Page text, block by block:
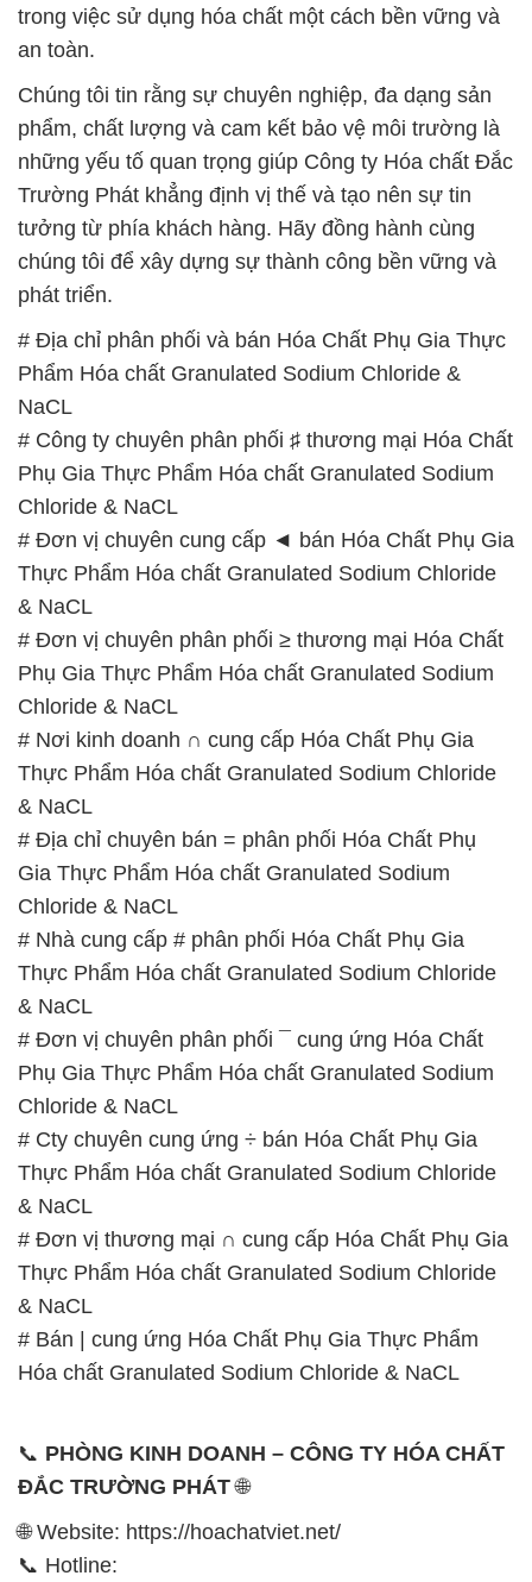
những yếu tố quan trọng giúp Công ty Hóa chất Đắc
Trường Phát khẳng định vị thế và tạo nên sự tin
tưởng từ phía khách hàng. Hãy đồng hành cùng
chúng tôi để xây dựng sự thành công bền vững và
phát triển.
# Địa chỉ phân phối và bán Hóa Chất Phụ Gia Thực
Phẩm Hóa chất Granulated Sodium Chloride &
NaCL
# Công ty chuyên phân phối ♯ thương mại Hóa Chất
Phụ Gia Thực Phẩm Hóa chất Granulated Sodium
Chloride & NaCL
# Đơn vị chuyên cung cấp ◄ bán Hóa Chất Phụ Gia
Thực Phẩm Hóa chất Granulated Sodium Chloride
& NaCL
# Đơn vị chuyên phân phối ≥ thương mại Hóa Chất
Phụ Gia Thực Phẩm Hóa chất Granulated Sodium
Chloride & NaCL
# Nơi kinh doanh ∩ cung cấp Hóa Chất Phụ Gia
Thực Phẩm Hóa chất Granulated Sodium Chloride
& NaCL
# Địa chỉ chuyên bán = phân phối Hóa Chất Phụ
Gia Thực Phẩm Hóa chất Granulated Sodium
Chloride & NaCL
# Nhà cung cấp # phân phối Hóa Chất Phụ Gia
Thực Phẩm Hóa chất Granulated Sodium Chloride
& NaCL
# Đơn vị chuyên phân phối ¯ cung ứng Hóa Chất
Phụ Gia Thực Phẩm Hóa chất Granulated Sodium
Chloride & NaCL
# Cty chuyên cung ứng ÷ bán Hóa Chất Phụ Gia
Thực Phẩm Hóa chất Granulated Sodium Chloride
& NaCL
# Đơn vị thương mại ∩ cung cấp Hóa Chất Phụ Gia
Thực Phẩm Hóa chất Granulated Sodium Chloride
& NaCL
# Bán | cung ứng Hóa Chất Phụ Gia Thực Phẩm
Hóa chất Granulated Sodium Chloride & NaCL
📞PHÒNG KINH DOANH – CÔNG TY HÓA CHẤT
ĐẮC TRƯỜNG PHÁT 🌐
🌐 Website: https://hoachatviet.net/
– 0933.920.505 – 028.3504.5555
028.3756.1841- 028.3756.1842